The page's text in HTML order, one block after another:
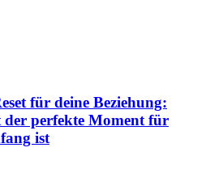
für deine Beziehung:
perfekte Moment für
ist